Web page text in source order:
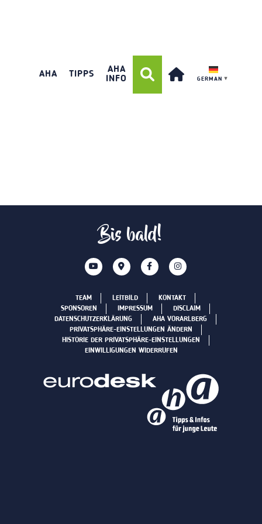
AHA TIPPS
AHA
INFO
GERMAN ▼
Bis bald!
TEAM LEITBILD
KONTAKT
SPONSOREN
IMPRESSUM
DISCLAIM
DATENSCHUTZERKLÄRUNG
AHA VORARLBERG
PRIVATSPHÄRE-EINSTELLUNGEN ÄNDERN
HISTORIE DER PRIVATSPHÄRE-EINSTELLUNGEN
EINWILLIGUNGEN WIDERRUFEN